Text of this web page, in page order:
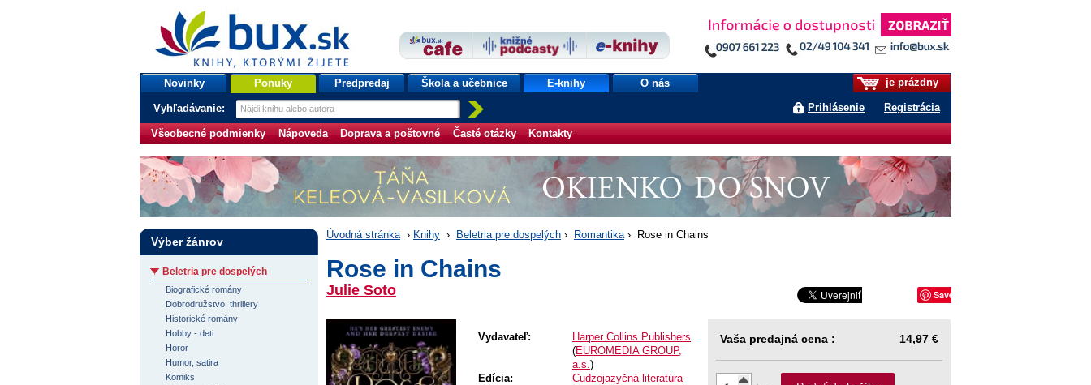
bux.sk
knihy, ktorými žijete
Úvodná stránka
je prázdny
Prihlásenie Registrácia
Novinky Ponuky Predpredaj Škola a učebnice E-knihy O nás
Vyhľadávanie:
Všeobecné podmienky Nápoveda Doprava a poštovné Časté otázky Kontakty
Úvodná stránka › Knihy › Beletria pre dospelých › Romantika› Rose in Chains
Rose in Chains
Julie Soto Save
Vydavateľ:
Harper Collins Publishers
(EUROMEDIA GROUP,
a.s.)
Edícia:
Cudzojazyčná literatúra
Vaša predajná cena : 14,97 €
Výber žánrov
Beletria pre dospelých
Biografické romány
Dobrodružstvo, thrillery
Historické romány
Hobby - deti
Horor
Humor, satira
Komiks